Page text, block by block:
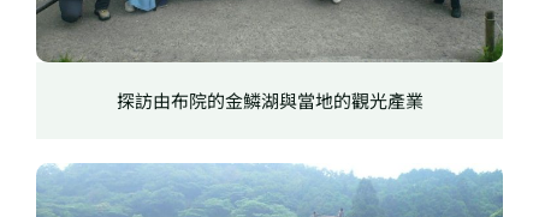
探訪由布院的金鱗湖與當地的觀光產業